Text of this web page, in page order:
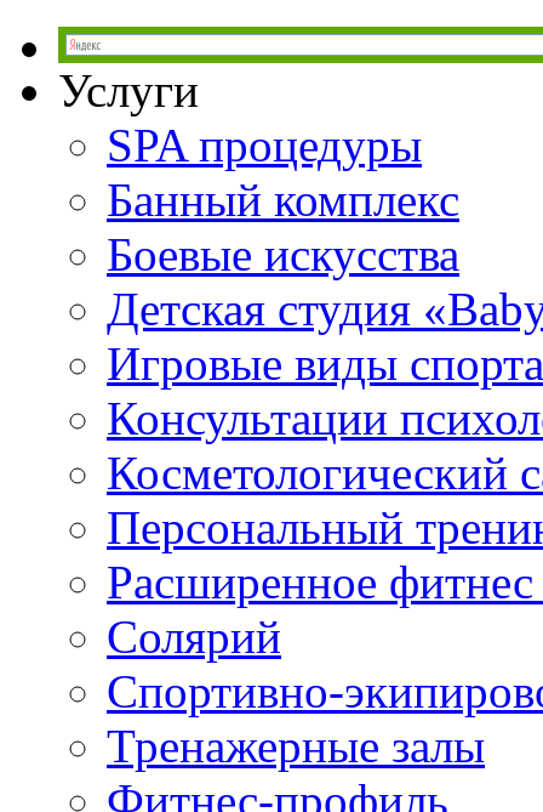
Услуги
SPA процедуры
Банный комплекс
Боевые искусства
Детская студия
Игровые виды спорта
Консультации
Косметологический
Персональный
Расширенное фитнес
Солярий
Спортивно-
Тренажерные залы
Фитнес-профиль